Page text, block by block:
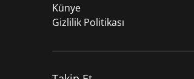
Künye
Gizlilik Politikası